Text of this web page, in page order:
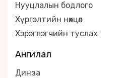
Нууцлалын бодлого
Хүргэлтийн нөхцөл
Хэрэглэгчийн туслах
Ангилал
Динза